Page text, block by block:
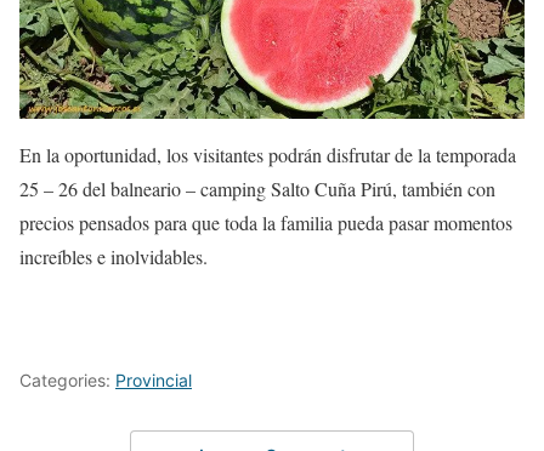
En la oportunidad, los visitantes podrán disfrutar de la temporada
25 – 26 del balneario – camping Salto Cuña Pirú, también con
precios pensados para que toda la familia pueda pasar momentos
increíbles e inolvidables.
Categories: Provincial